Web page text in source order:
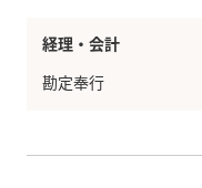
経理・会計
勘定奉行